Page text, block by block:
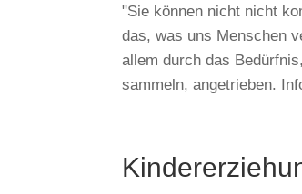
"Sie können nicht nicht
das, was uns Menschen
allem durch das
sammeln, angetrieben.